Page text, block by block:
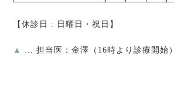
【休診日 : 日曜日・祝日】
▲ … 担当医：金澤（16時より診療開始）